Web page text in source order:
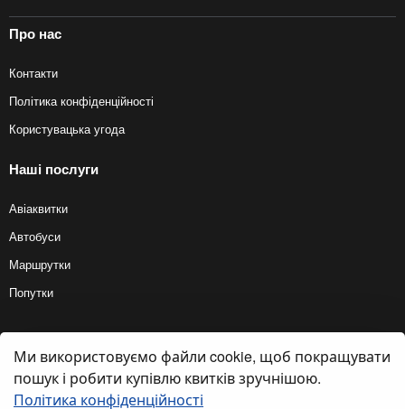
Про нас
Контакти
Політика конфіденційності
Користувацька угода
Наші послуги
Авіаквитки
Автобуси
Маршрутки
Попутки
© 2012 — 2026, Biletyplus, ООО «Инновэйтив Трэвел Текнолоджиз». Усі
права захищені. Купівля квитків на автобус здійснюється користувачем
самостійно на сайтах партнерів, BiletyPlus не несе відповідальності за
будь-які платіжні операції, що здійснюються на цих сайтах. Кінцева
Ми використовуємо файли cookie, щоб покращувати
пошук і робити купівлю квитків зручнішою.
Політика конфіденційності